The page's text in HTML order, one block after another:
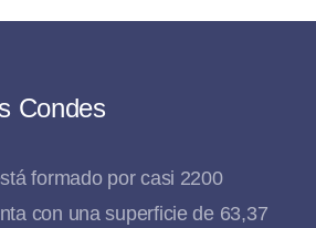
Condes
formado por casi 2200
con una superficie de 63,37